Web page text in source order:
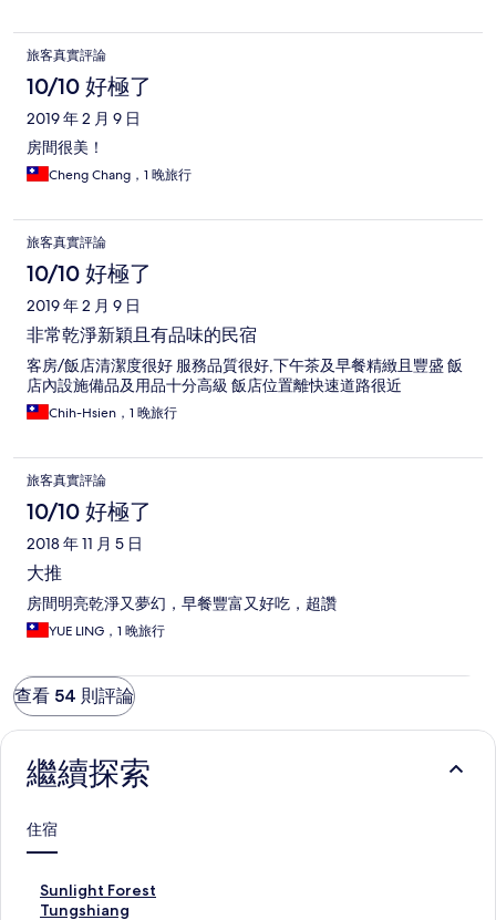
旅客真實評論
10/10 好極了
2019 年 2 月 9 日
房間很美！
Cheng Chang，1 晚旅行
旅客真實評論
10/10 好極了
2019 年 2 月 9 日
非常乾淨新穎且有品味的民宿
客房/飯店清潔度很好 服務品質很好,下午茶及早餐精緻且豐盛 飯
店內設施備品及用品十分高級 飯店位置離快速道路很近
Chih-Hsien，1 晚旅行
旅客真實評論
10/10 好極了
2018 年 11 月 5 日
大推
房間明亮乾淨又夢幻，早餐豐富又好吃，超讚
YUE LING，1 晚旅行
查看 54 則評論
繼續探索
住宿
Sunlight Forest
S
u
Tungshiang
T